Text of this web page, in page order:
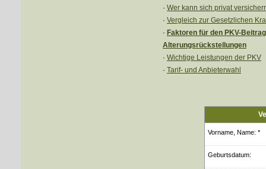
· Wer kann sich privat
· Vergleich zur Gesetzlichen
· Faktoren für den PKV-
Alterungsrückstellungen
· Wichtige Leistungen der PKV
· Tarif- und Anbieterwahl
Vorname, Name: *
Geburts­datum: